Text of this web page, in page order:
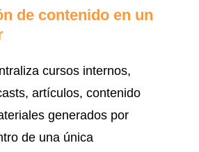
de contenido en un
cursos internos,
artículos, contenido
generados por
de una única